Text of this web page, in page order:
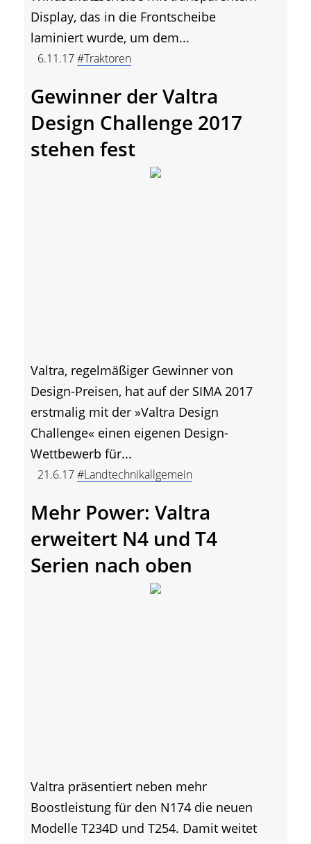
Display, das in die Frontscheibe
laminiert wurde, um dem...
6.11.17#Traktoren
Gewinner der Valtra
Design Challenge 2017
stehen fest
Valtra, regelmäßiger Gewinner von
Design-Preisen, hat auf der SIMA 2017
erstmalig mit der »Valtra Design
Challenge« einen eigenen Design-
Wettbewerb für...
21.6.17#Landtechnikallgemein
Mehr Power: Valtra
erweitert N4 und T4
Serien nach oben
Valtra präsentiert neben mehr
Boostleistung für den N174 die neuen
Modelle T234D und T254. Damit weitet